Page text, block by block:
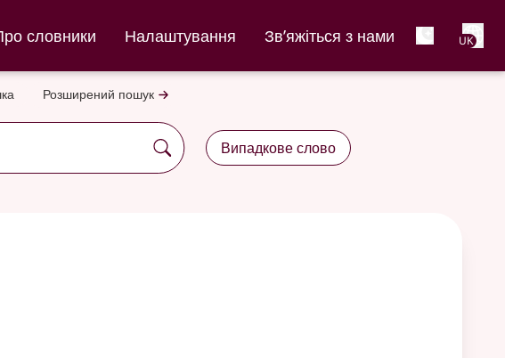
словники Налаштування Зв’яжіться з нами UK
Розширений пошук
Випадкове слово